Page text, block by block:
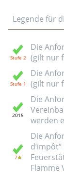
Legende für
Die
(gilt nur
Die
(gilt nur
Die
werden
Die
Flamme